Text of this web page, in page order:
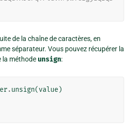
de la chaîne de caractères, en
séparateur. Vous pouvez récupérer la
la méthode unsign:
.unsign(value)